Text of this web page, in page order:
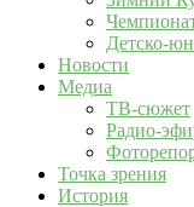
Детско-
Новости
Медиа
ТВ-сюжет
Радио-
Точка зрения
История